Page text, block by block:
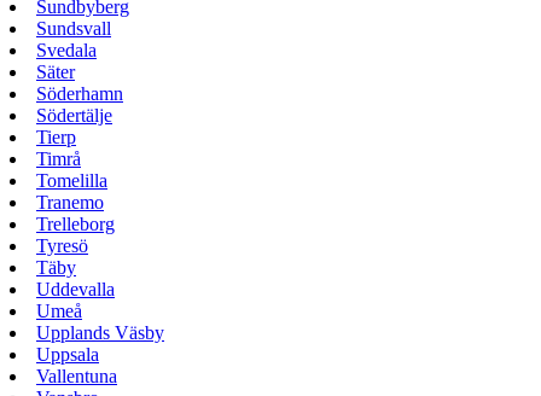
Sundbyberg
Sundsvall
Svedala
Säter
Söderhamn
Södertälje
Tierp
Timrå
Tomelilla
Tranemo
Trelleborg
Tyresö
Täby
Uddevalla
Umeå
Upplands Väsby
Uppsala
Vallentuna